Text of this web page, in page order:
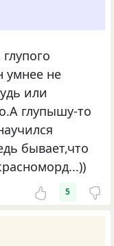
умнее не
или
глупышу-то
бывает,что
5